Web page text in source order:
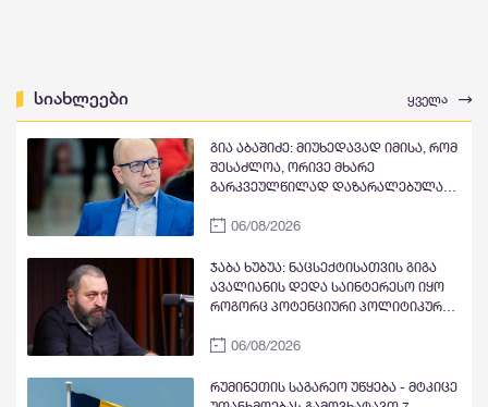
სიახლეები ყველა
გია აბაშიძე: მიუხედავად იმისა, რომ
შესაძლოა, ორივე მხარე
გარკვეულწილად დაზარალებულად
პროვოცირებაში მთავარი
ნია იმნაძეს ეკისრება. ამ ფონზე,
ოჯახის წევრების მიერ პროტესტის
უკიდურესი ფორმების გამოხატვა
მოკლებულია
06/08/2026
ჯაბა ხუბუა: ნაცსექტისათვის გიგა
ავალიანის დედა საინტერესო იყო
როგორც პოტენციური პოლიტიკური
შეიძლებოდა, თავიანთი
მაგრამ რაკი ეკა კუპატაძემ თავისი
06/08/2026
რუმინეთის საგარეო უწყება - მტკიცე